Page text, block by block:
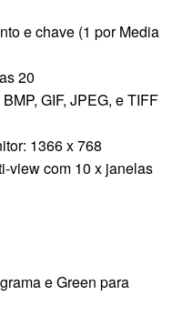
e chave (1 por Media
20
GIF, JPEG, e TIFF
1366 x 768
view com 10 x janelas
e Green para